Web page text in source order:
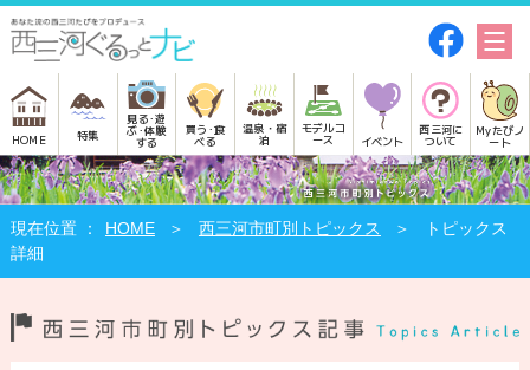
HOME 特集
見る･遊
ぶ･体験
する
買う･食
べる
温泉・宿
泊
モデルコ
ース イベント
西三河に
ついて
Myたびノ
ート
HOME 西三河市町別トピックス
トピックス
詳細